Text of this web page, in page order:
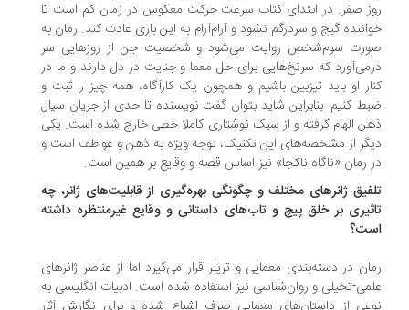
صفر. در ابتدای کتاب سرعت حرکت معکوس در زمان کم است تا
گیج و سردرگم نشود و آرام‌آرام به این بازی عادت کند. رمان به
سوم‌شخص روایت می‌شود و شخصیت جن از روزهایی سر
که سرنخ‌هایی برای حل معما و جنایت در دل دارند و ما در
او باید تیزبین باشیم و همچون یک کارآگاه، همه چیز را ثبت و
کنیم. بنابراین شاید بتوان گفت نویسنده تا حدی از جریان سیال
الهام گرفته و از سبک نوشتاری کاملا خطی خارج شده است. یکی
از مشخصه‌های این تکنیک، توجه ویژه به ذهن و عواطف است و
رمان «ناگاه ناکجا» نیز اساس قصه و وقایع بر همین است.
ژانرهای مختلف و چگونگی بهره‌گیری از قابلیت‌های ژانر، چه
بر خلق پیچ و تاب‌های داستانی و وقایع غیرمنتظره داشته
در دسته‌بندی معمایی و تریلر قرار می‌گیرد اما از عناصر ژانرهای
تخیلی و روان‌شناسی نیز استفاده شده است. ادبیات انگلیسی به